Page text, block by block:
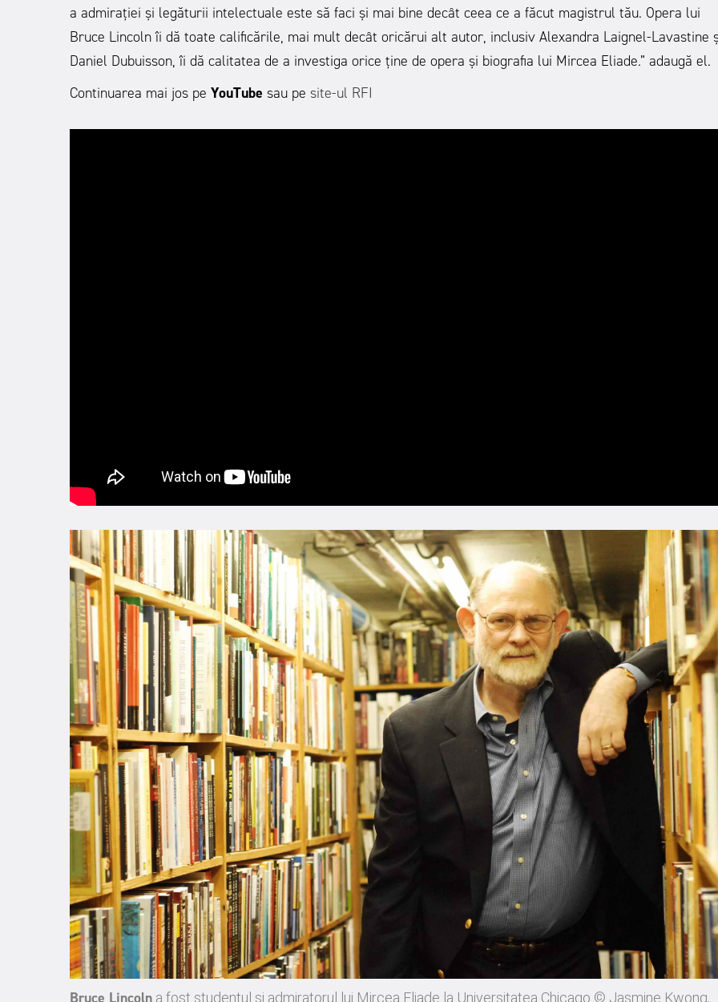
a admirației și legăturii intelectuale este să faci și mai bine decât ceea ce a făcut magistrul tău. Opera lui
Bruce Lincoln îi dă toate calificările, mai mult decât oricărui alt autor, inclusiv Alexandra Laignel-Lavastine
Daniel Dubuisson, îi dă calitatea de a investiga orice ține de opera și biografia lui Mircea Eliade.” adaugă el.
Continuarea mai jos pe YouTube sau pe site-ul RFI
a fost studentul și admiratorul lui Mircea Eliade la Universitatea Chicago © Jasmine Kwong,